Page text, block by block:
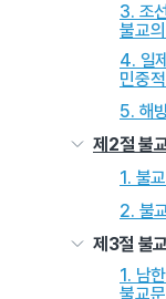
3. 조
불교
4. 일
민중
5. 해
제2절 불
1. 불
2. 불
제3절 불
1. 남
불교
이후 신도 규모가
2025년 2월 16일
제천교회를 직접
제천교회는 지역
삼한의 초록길
대성회’를 홍보하
내 홍보 활동을
제천제부는 2025
대상 얼음물 나눔
보훈회관에서 보
지역사회 봉사활동